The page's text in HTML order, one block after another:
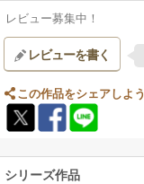
レビュー募集中！
レビューを書く
この作品をシェアしよう
シリーズ作品